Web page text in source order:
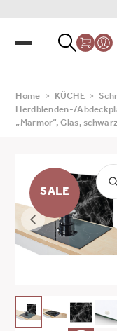
Home > KÜCHE >
Herdblenden-/
„Marmor“, Glas, schwarz
SALE